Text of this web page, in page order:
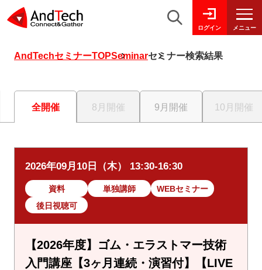
ログイン メニュー
AndTechセミナーTOPSeminarセミナー検索結果
全開催 8月開催 9月開催 10月開催
2026年09月10日（木） 13:30-16:30
資料 単独講師
WEBセミナー
後日視聴可
【2026年度】ゴム・エラストマー技術
入門講座【3ヶ月連続・演習付】【LIVE